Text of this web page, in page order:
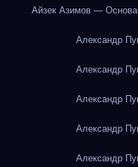
Айзек Азимов —
Александр
Александр
Александр
Александр
Александр